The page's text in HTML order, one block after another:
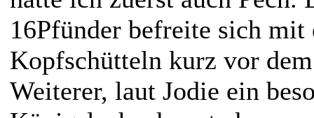
16Pfünder befreite sich
Kopfschütteln kurz vor
Weiterer, laut Jodie ein